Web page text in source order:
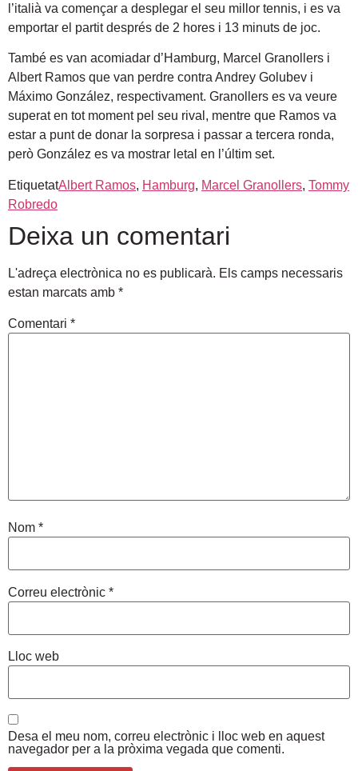
l’italià va començar a desplegar el seu millor tennis, i es va
emportar el partit després de 2 hores i 13 minuts de joc.
També es van acomiadar d’Hamburg, Marcel Granollers i
Albert Ramos que van perdre contra Andrey Golubev i
Máximo González, respectivament. Granollers es va veure
superat en tot moment pel seu rival, mentre que Ramos va
estar a punt de donar la sorpresa i passar a tercera ronda,
però González es va mostrar letal en l’últim set.
EtiquetatAlbert Ramos, Hamburg, Marcel Granollers, Tommy
Robredo
Deixa un comentari
L'adreça electrònica no es publicarà. Els camps necessaris
estan marcats amb *
Comentari *
Nom *
Correu electrònic *
Lloc web
Desa el meu nom, correu electrònic i lloc web en aquest
navegador per a la pròxima vegada que comenti.